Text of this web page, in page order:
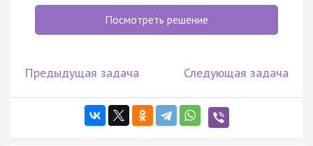
Посмотреть решение
Предыдущая задача Следующая задача